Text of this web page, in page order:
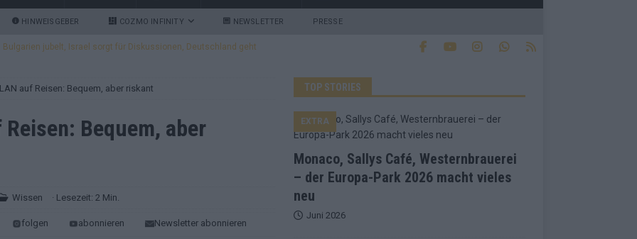
HINWEISGEBER COZMO INFINITY NEWSLETTER PRESSE
Bulgarien jubelt, Israel sorgt für Diskussionen, Deutschland geht
und Billy Joel – das ESC-Finale wird eine Party
– Startreihenfolge steht, Deutschland singt als Zweites!
auf Reisen: Bequem, aber riskant
Bequem, aber
Wissen · Lesezeit: 2 Min.
folgen abonnieren Newsletter abonnieren
TOP STORIES
Monaco, Sallys Café, Westernbrauerei
– der Europa-Park 2026 macht vieles
neu
EXTRA
Juni 2026